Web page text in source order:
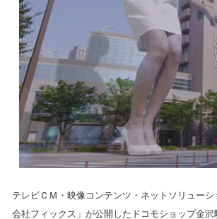
テレビＣＭ・映像コンテンツ・ネットソリュー
会社フィックス」が公開したドコモショップ金沢